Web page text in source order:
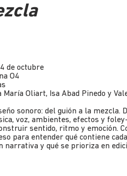
de octubre
O4
María Oliart, Isa Abad Pinedo y
sonoro: del guión a la mezcla.
voz, ambientes, efectos y
sentido, ritmo y emoción.
para entender qué contiene
narrativa y qué se prioriza en